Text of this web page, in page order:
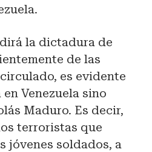
la dictadura de
de las
es evidente
Venezuela sino
Maduro. Es decir,
terroristas que
jóvenes soldados, a